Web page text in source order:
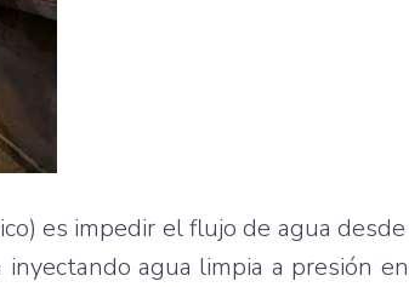
es impedir el flujo de agua
agua limpia a presión